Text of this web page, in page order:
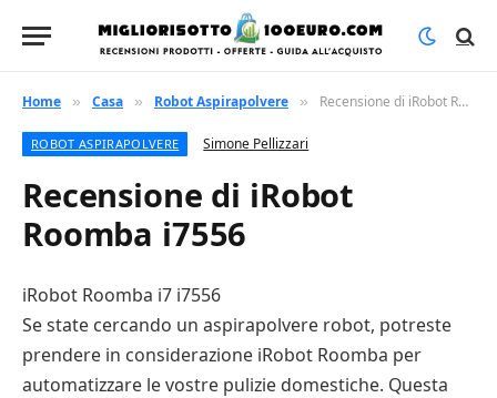
Home » Casa » Robot Aspirapolvere » Recensione di iRobot Roomba i7556
ROBOT ASPIRAPOLVERE Simone Pellizzari
Recensione di iRobot
Roomba i7556
iRobot Roomba i7 i7556
Se state cercando un aspirapolvere robot, potreste
prendere in considerazione iRobot Roomba per
automatizzare le vostre pulizie domestiche. Questa